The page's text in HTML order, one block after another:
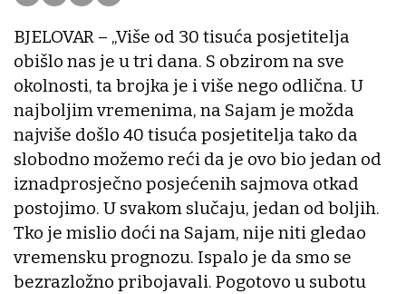
BJELOVAR – „Više od 30 tisuća posjetitelja
obišlo nas je u tri dana. S obzirom na sve
okolnosti, ta brojka je i više nego odlična. U
najboljim vremenima, na Sajam je možda
najviše došlo 40 tisuća posjetitelja tako da
slobodno možemo reći da je ovo bio jedan od
iznadprosječno posjećenih sajmova otkad
postojimo. U svakom slučaju, jedan od boljih.
Tko je mislio doći na Sajam, nije niti gledao
vremensku prognozu. Ispalo je da smo se
bezrazložno pribojavali. Pogotovo u subotu